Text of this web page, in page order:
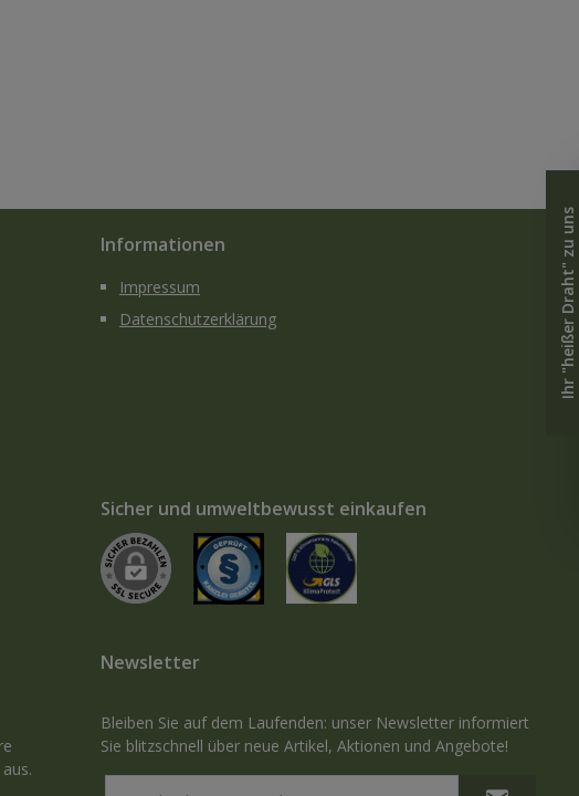
Informationen
Impressum
Datenschutzerklärung
Sicher und umweltbewusst einkaufen
Newsletter
Bleiben Sie auf dem Laufenden: unser Newsletter informiert
Sie blitzschnell über neue Artikel, Aktionen und Angebote!
Ihr "heißer Draht" zu uns